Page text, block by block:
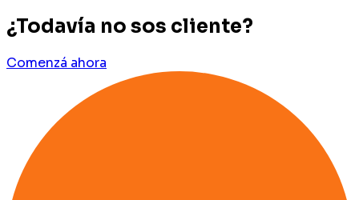
¿Todavía no sos cliente?
Comenzá ahora